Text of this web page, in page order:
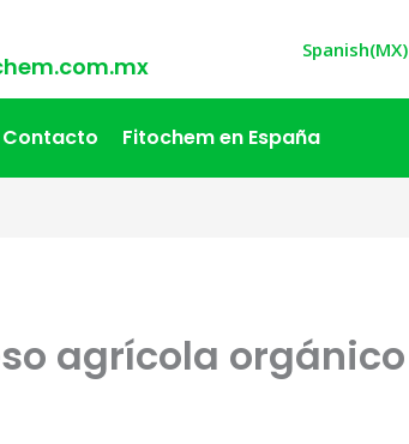
Spanish(MX)
Contacto Fitochem en España
agrícola orgánico